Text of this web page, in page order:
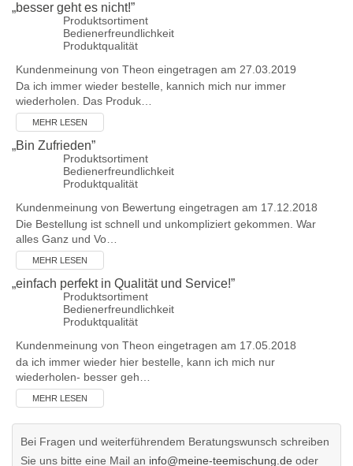
„besser geht es nicht!”
Produktsortiment
Bedienerfreundlichkeit
Produktqualität
Kundenmeinung von Theon eingetragen am 27.03.2019
Da ich immer wieder bestelle, kannich mich nur immer
wiederholen. Das Produk…
MEHR LESEN
„Bin Zufrieden”
Produktsortiment
Bedienerfreundlichkeit
Produktqualität
Kundenmeinung von Bewertung eingetragen am 17.12.2018
Die Bestellung ist schnell und unkompliziert gekommen. War
alles Ganz und Vo…
MEHR LESEN
„einfach perfekt in Qualität und Service!”
Produktsortiment
Bedienerfreundlichkeit
Produktqualität
Kundenmeinung von Theon eingetragen am 17.05.2018
da ich immer wieder hier bestelle, kann ich mich nur
wiederholen- besser geh…
MEHR LESEN
Bei Fragen und weiterführendem Beratungswunsch schreiben
Sie uns bitte eine Mail an info@meine-teemischung.de oder